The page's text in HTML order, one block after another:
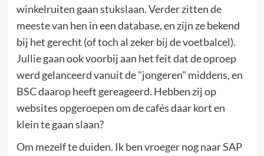
winkelruiten gaan stukslaan. Verder zitten de
meeste van hen in een database, en zijn ze bekend
bij het gerecht (of toch al zeker bij de voetbalcel).
Jullie gaan ook voorbij aan het feit dat de oproep
werd gelanceerd vanuit de "jongeren" middens, en
BSC daarop heeft gereageerd. Hebben zij op
websites opgeroepen om de cafés daar kort en
klein te gaan slaan?
Om mezelf te duiden. Ik ben vroeger nog naar SAP